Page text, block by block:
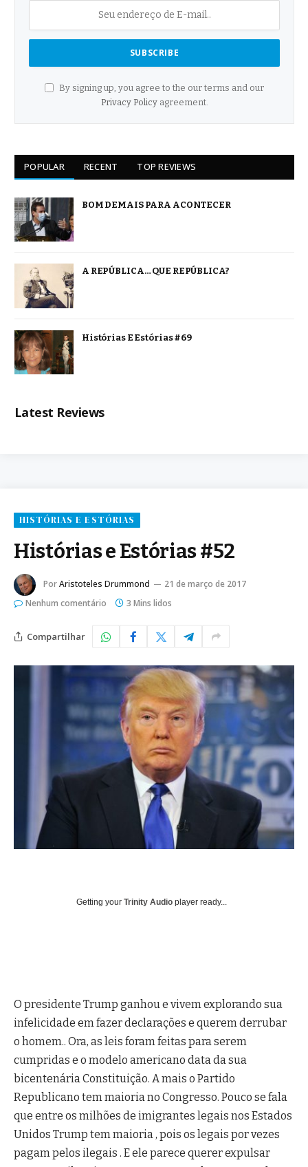
By signing up, you agree to the our terms and our
Privacy Policyagreement.
POPULAR RECENT TOP REVIEWS
BOM DEMAIS PARA ACONTECER
A REPÚBLICA… QUE REPÚBLICA?
Histórias E Estórias #69
Latest Reviews
HISTÓRIAS E ESTÓRIAS
Histórias e Estórias #52
PorAristoteles Drummond
21 de março de 2017
Nenhum comentário
3 Mins lidos
Compartilhar
Getting your Trinity Audio player ready...
O presidente Trump ganhou e vivem explorando sua
infelicidade em fazer declarações e querem derrubar
o homem.. Ora, as leis foram feitas para serem
cumpridas e o modelo americano data da sua
bicentenária Constituição. A mais o Partido
Republicano tem maioria no Congresso. Pouco se fala
que entre os milhões de imigrantes legais nos Estados
Unidos Trump tem maioria , pois os legais por vezes
pagam pelos ilegais . E ele parece querer expulsar